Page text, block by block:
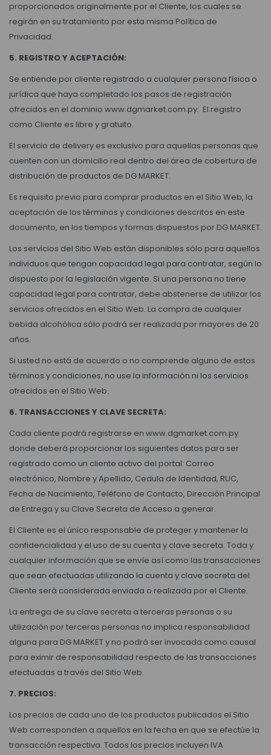
proporcionados originalmente por el Cliente, los cuales se
regirán en su tratamiento por esta misma Política de
Privacidad.
5. REGISTRO Y ACEPTACIÓN:
Se entiende por cliente registrado a cualquier persona física o
jurídica que haya completado los pasos de registración
ofrecidos en el dominio www.dgmarket.com.py. El registro
como Cliente es libre y gratuito.
El servicio de delivery es exclusivo para aquellas personas que
cuenten con un domicilio real dentro del área de cobertura de
distribución de productos de DG MARKET.
Es requisito previo para comprar productos en el Sitio Web, la
aceptación de los términos y condiciones descritos en este
documento, en los tiempos y formas dispuestos por DG MARKET.
Los servicios del Sitio Web están disponibles sólo para aquellos
individuos que tengan capacidad legal para contratar, según lo
dispuesto por la legislación vigente. Si una persona no tiene
capacidad legal para contratar, debe abstenerse de utilizar los
servicios ofrecidos en el Sitio Web. La compra de cualquier
bebida alcohólica sólo podrá ser realizada por mayores de 20
años.
Si usted no está de acuerdo o no comprende alguno de estos
términos y condiciones, no use la información ni los servicios
ofrecidos en el Sitio Web.
6. TRANSACCIONES Y CLAVE SECRETA:
Cada cliente podrá registrarse en www.dgmarket.com.py
donde deberá proporcionar los siguientes datos para ser
registrado como un cliente activo del portal: Correo
electrónico, Nombre y Apellido, Cedula de Identidad, RUC,
Fecha de Nacimiento, Teléfono de Contacto, Dirección Principal
de Entrega y su Clave Secreta de Acceso a generar.
El Cliente es el único responsable de proteger y mantener la
confidencialidad y el uso de su cuenta y clave secreta. Toda y
cualquier información que se envíe así como las transacciones
que sean efectuadas utilizando la cuenta y clave secreta del
Cliente será considerada enviada o realizada por el Cliente.
La entrega de su clave secreta a terceras personas o su
utilización por terceras personas no implica responsabilidad
alguna para DG MARKET y no podrá ser invocada como causal
para eximir de responsabilidad respecto de las transacciones
efectuadas a través del Sitio Web.
7. PRECIOS:
Los precios de cada uno de los productos publicados el Sitio
Web corresponden a aquellos en la fecha en que se efectúe la
transacción respectiva. Todos los precios incluyen IVA